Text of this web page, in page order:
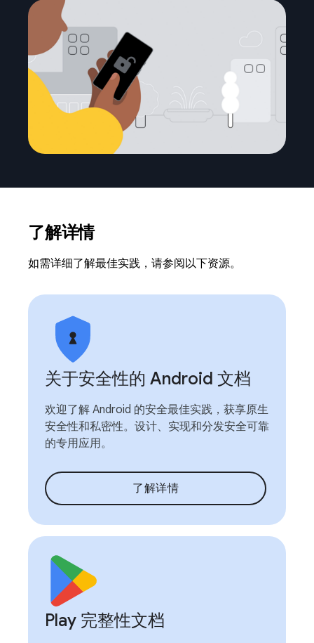
了解详情
如需详细了解最佳实践，请参阅以下资源。
关于安全性的 Android 文档
欢迎了解 Android 的安全最佳实践，获享原生
安全性和私密性。设计、实现和分发安全可靠
的专用应用。
了解详情
Play 完整性文档